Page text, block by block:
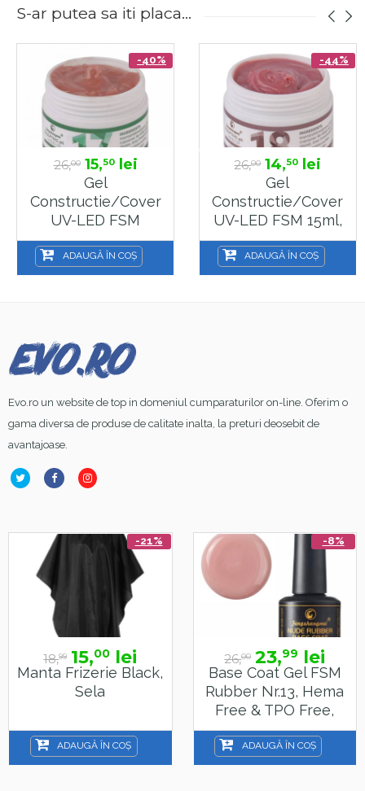
S-ar putea sa iti placa...
-40%
26,00 15,50lei
Gel
Constructie/Cover
UV-LED FSM
HEMA&TPO FREE
15ml, Nr 17
ADAUGĂ ÎN COȘ
-44%
26,00 14,50 lei
Gel
Constructie/Cover
UV-LED FSM 15ml,
Nr 18
ADAUGĂ ÎN COȘ
Evo.ro un website de top in domeniul cumparaturilor on-line. Oferim o
gama diversa de produse de calitate inalta, la preturi deosebit de
avantajoase.
-21%
18,99 15,00 lei
Manta Frizerie Black,
Sela
ADAUGĂ ÎN COȘ
-8%
26,00 23,99 lei
Base Coat Gel FSM
Rubber Nr.13, Hema
Free & TPO Free,
15ml
ADAUGĂ ÎN COȘ